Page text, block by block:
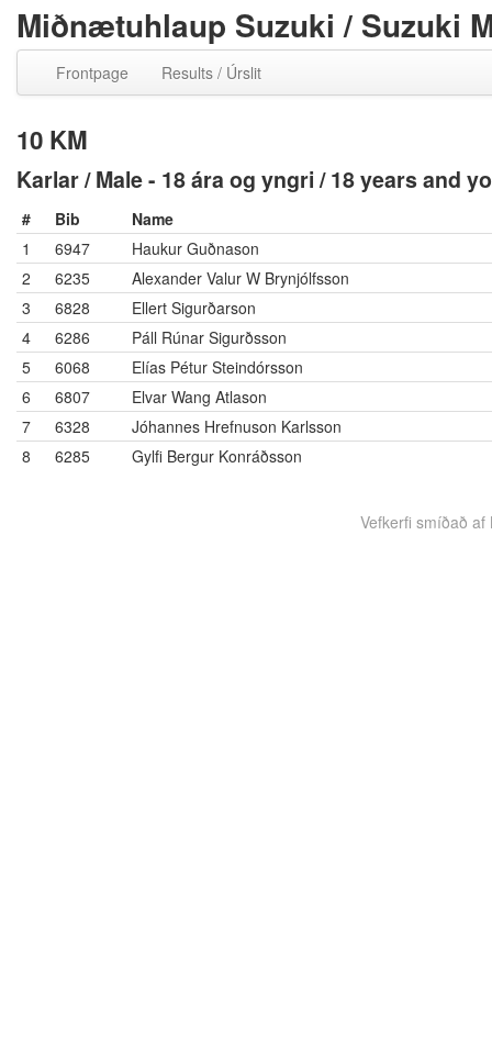
Miðnætuhlaup Suzuki / Suzuki
Frontpage Results / Úrslit
10 KM
Karlar / Male - 18 ára og yngri / 18 years and
# Bib
Name
1
6947
Haukur Guðnason
2
6235
Alexander Valur W Brynjólfsson
3
6828
Ellert Sigurðarson
4
6286
Páll Rúnar Sigurðsson
5
6068
Elías Pétur Steindórsson
6
6807
Elvar Wang Atlason
7
6328
Jóhannes Hrefnuson Karlsson
8
6285 Gylfi Bergur Konráðsson
Vefkerfi smíðað